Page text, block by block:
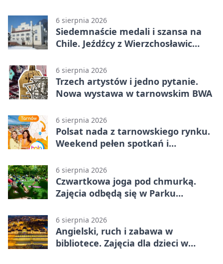
6 sierpnia 2026
Siedemnaście medali i szansa na
Chile. Jeźdźcy z Wierzchosławic
6 sierpnia 2026
Trzech artystów i jedno pytanie.
Nowa wystawa w tarnowskim BWA
6 sierpnia 2026
Polsat nada z tarnowskiego rynku.
Weekend pełen spotkań i
6 sierpnia 2026
Czwartkowa joga pod chmurką.
Zajęcia odbędą się w Parku
6 sierpnia 2026
Angielski, ruch i zabawa w
bibliotece. Zajęcia dla dzieci w